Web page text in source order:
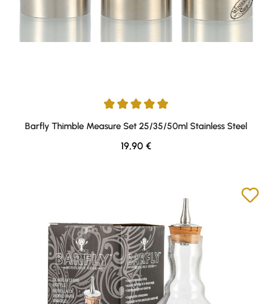
Durchschnittliche Bewertung von 5 von 5 Sternen
Barfly Thimble Measure Set 25/35/50ml Stainless Steel
Regulärer Preis:
19,90 €